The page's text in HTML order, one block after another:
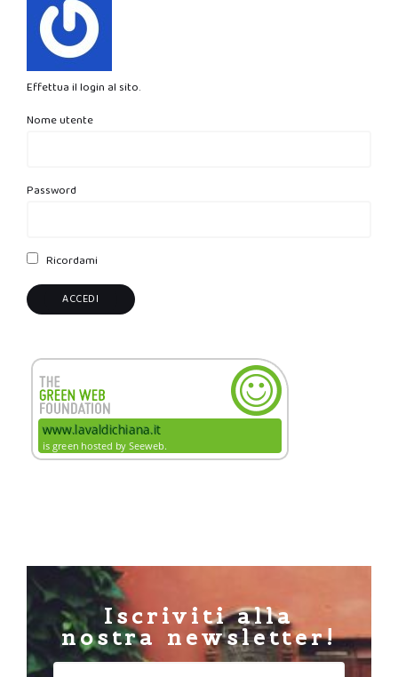
Effettua il login al sito.
Nome utente
Password
Ricordami
Iscriviti alla
nostra newsletter!